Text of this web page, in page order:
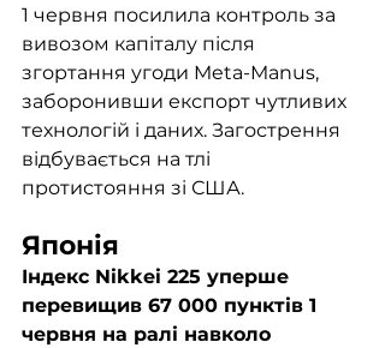
1 червня посилила контроль за
вивозом капіталу після
згортання угоди Meta-Manus,
заборонивши експорт чутливих
технологій і даних. Загострення
відбувається на тлі
протистояння зі США.
Японія
Індекс Nikkei 225 уперше
перевищив 67 000 пунктів 1
червня на ралі навколо